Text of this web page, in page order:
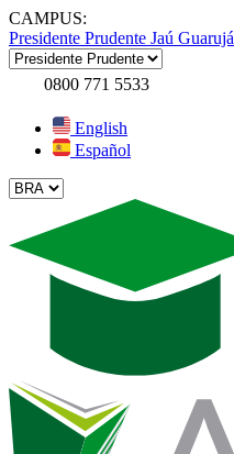
CAMPUS:
Presidente Prudente Jaú Guarujá
0800 771 5533
English
Español